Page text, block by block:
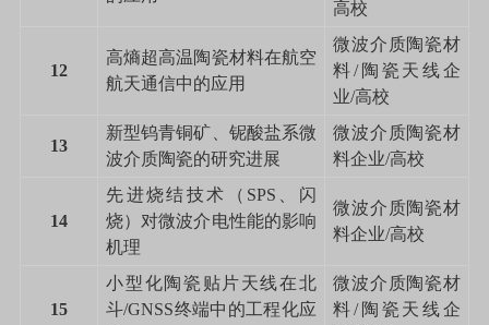
高校
12
高熵超高温陶瓷材料在航空
航天通信中的应用
微波介质陶瓷材
料/陶瓷天线企
业/高校
13
新型钨青铜矿、铌酸盐系微
波介质陶瓷的研究进展
微波介质陶瓷材
料企业/高校
14
先进烧结技术（ SPS 、闪
烧）对微波介电性能的影响
机理
微波介质陶瓷材
料企业/高校
15
小型化陶瓷贴片天线在北
斗/GNSS终端中的工程化应
微波介质陶瓷材
料/陶瓷天线企